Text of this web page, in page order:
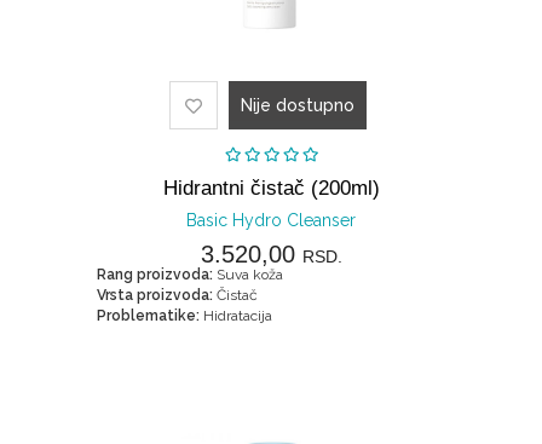
Nije dostupno
Hidrantni čistač (200ml)
Basic Hydro Cleanser
3.520,00 RSD.
Rang proizvoda: Suva koža
Vrsta proizvoda: Čistač
Problematike: Hidratacija